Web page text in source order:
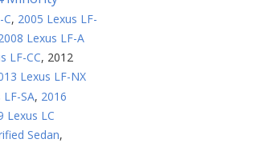
, 2005 Lexus LF-
Lexus LF-A
LF-CC, 2012
Lexus LF-NX
SA, 2016
Lexus LC
Sedan,